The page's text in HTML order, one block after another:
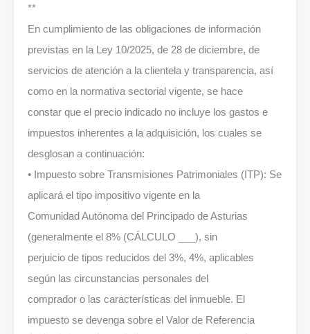
**
En cumplimiento de las obligaciones de información
previstas en la Ley 10/2025, de 28 de diciembre, de
servicios de atención a la clientela y transparencia, así
como en la normativa sectorial vigente, se hace
constar que el precio indicado no incluye los gastos e
impuestos inherentes a la adquisición, los cuales se
desglosan a continuación:
• Impuesto sobre Transmisiones Patrimoniales (ITP): Se
aplicará el tipo impositivo vigente en la
Comunidad Autónoma del Principado de Asturias
(generalmente el 8% (CÁLCULO ___), sin
perjuicio de tipos reducidos del 3%, 4%, aplicables
según las circunstancias personales del
comprador o las características del inmueble. El
impuesto se devenga sobre el Valor de Referencia